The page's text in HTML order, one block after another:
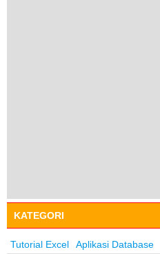
KATEGORI
Tutorial Excel Aplikasi Database